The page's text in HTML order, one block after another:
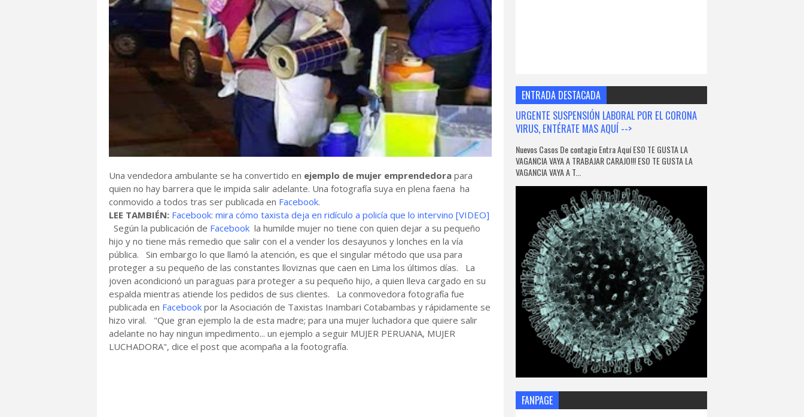
Una vendedora ambulante se ha convertido en ejemplo de mujer emprendedora para
quien no hay barrera que le impida salir adelante. Una fotografía suya en plena faena ha
conmovido a todos tras ser publicada en Facebook.
LEE TAMBIÉN: Facebook: mira cómo taxista deja en ridículo a policía que lo intervino [VIDEO]
Según la publicación de Facebook la humilde mujer no tiene con quien dejar a su pequeño
hijo y no tiene más remedio que salir con el a vender los desayunos y lonches en la vía
pública. Sin embargo lo que llamó la atención, es que el singular método que usa para
proteger a su pequeño de las constantes lloviznas que caen en Lima los últimos días. La
joven acondicionó un paraguas para proteger a su pequeño hijo, a quien lleva cargado en su
espalda mientras atiende los pedidos de sus clientes. La conmovedora fotografía fue
publicada en Facebook por la Asociación de Taxistas Inambari Cotabambas y rápidamente se
hizo viral. "Que gran ejemplo la de esta madre; para una mujer luchadora que quiere salir
adelante no hay ningun impedimento... un ejemplo a seguir MUJER PERUANA, MUJER
LUCHADORA", dice el post que acompaña a la footografía.
ENTRADA DESTACADA
URGENTE SUSPENSIÓN LABORAL POR EL CORONA
VIRUS, ENTÉRATE MAS AQUÍ -->
Nuevos Casos De contagio Entra Aquí ESO TE GUSTA LA
VAGANCIA VAYA A TRABAJAR CARAJO!!! ESO TE GUSTA LA
VAGANCIA VAYA A T...
FANPAGE